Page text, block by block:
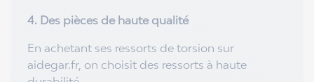
4. Des pièces de haute qualité
En achetant ses ressorts de torsion sur
aidegar.fr, on choisit des ressorts à haute